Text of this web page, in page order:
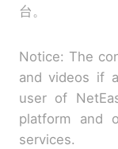
台。
Notice: The
and videos if
user of
platform and
services.